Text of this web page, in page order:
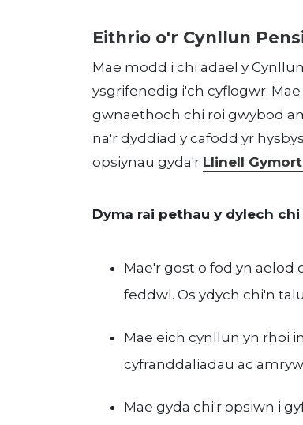
Eithrio o'r Cynllun
Mae modd i chi adael y
ysgrifenedig i'ch cyflogwr.
gwnaethoch chi roi gwybod
na'r dyddiad y cafodd yr
opsiynau gyda'r Llinell
Dyma rai pethau y dylech
Mae'r gost o fod yn aelod
feddwl. Os ydych chi'n
Mae eich cynllun yn rhoi
cyfranddaliadau ac
Mae gyda chi'r opsiwn i